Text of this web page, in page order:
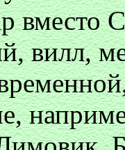
вместо
вилл,